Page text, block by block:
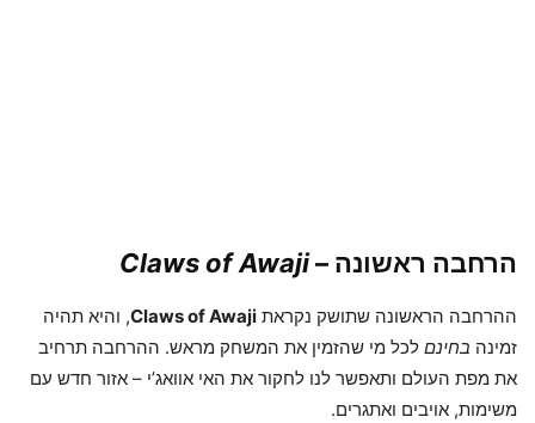
הרחבה ראשונה –Claws of Awaji
ההרחבה הראשונה שתושק נקראת Claws of Awaji, והיא תהיה
זמינה בחינם לכל מי שהזמין את המשחק מראש. ההרחבה תרחיב
את מפת העולם ותאפשר לנו לחקור את האי אוואג’י – אזור חדש עם
משימות, אויבים ואתגרים.